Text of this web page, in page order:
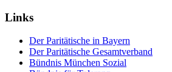
Links
Der Paritätische in Bayern
Der Paritätische Gesamtverband
Bündnis München Sozial